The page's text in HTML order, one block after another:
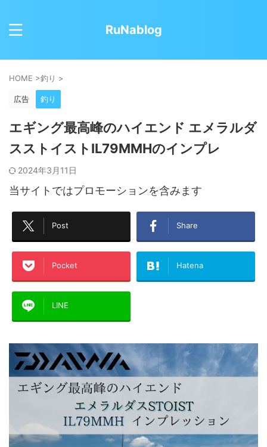
RuNablog
HOME >釣り >
広告 釣り
エギング最高峰のハイエンド エメラルダ
スストイストIL79MMHのインプレ
2024年3月11日
当サイトではプロモーションを含みます
Post Share
Pocket Hatena
LINE